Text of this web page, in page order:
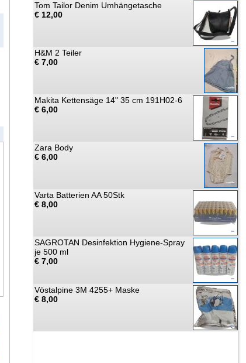
Tom Tailor Denim Umhängetasche
€ 12,00
H&M 2 Teiler
€ 7,00
Makita Kettensäge 14" 35 cm 191H02-6
€ 6,00
Zara Body
€ 6,00
Varta Batterien AA 50Stk
€ 8,00
SAGROTAN Desinfektion Hygiene-Spray
je 500 ml
€ 7,00
Vöstalpine 3M 4255+ Maske
€ 8,00